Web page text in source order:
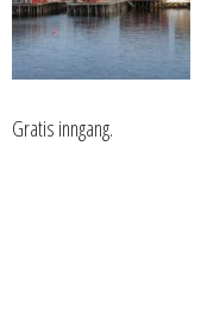
Gratis inngang.